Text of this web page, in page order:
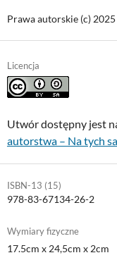
Prawa autorskie (c)
Licencja
Utwór dostępny jest
autorstwa – Na tych
ISBN-13 (15)
978-83-67134-26-2
Wymiary fizyczne
17.5cm x 24,5cm x 2cm